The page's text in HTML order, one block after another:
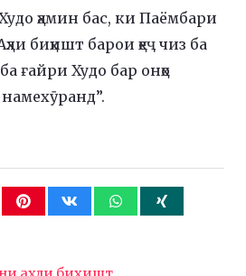
ҳамин бас, ки Паёмбари
биҳишт барои ҳеҷ чиз ба
ғайри Худо бар онҳо
намехӯранд”.